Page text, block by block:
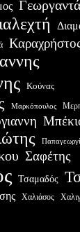
Γεωργαντά
Κούνας
Μαρκόπουλος
Σαφέτης
Τσαμαδός
Χαλιάσος